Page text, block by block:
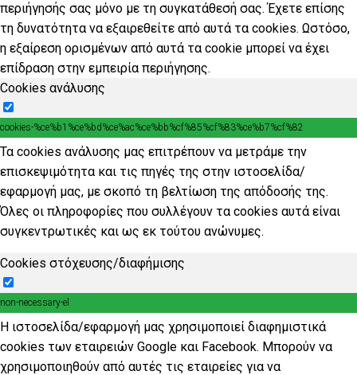
περιήγησής σας μόνο με τη συγκατάθεσή σας. Έχετε επίσης
τη δυνατότητα να εξαιρεθείτε από αυτά τα cookies. Ωστόσο,
η εξαίρεση ορισμένων από αυτά τα cookie μπορεί να έχει
επίδραση στην εμπειρία περιήγησης.
Cookies ανάλυσης
cookies-%ce%b1%ce%bd%ce%ac%ce%bb%cf%85%cf%83%ce%b7%cf%82
Τα cookies ανάλυσης μας επιτρέπουν να μετράμε την
επισκεψιμότητα και τις πηγές της στην ιστοσελίδα/
εφαρμογή μας, με σκοπό τη βελτίωση της απόδοσής της.
Όλες οι πληροφορίες που συλλέγουν τα cookies αυτά είναι
συγκεντρωτικές και ως εκ τούτου ανώνυμες.
Cookies στόχευσης/διαφήμισης
non-necessary-el
Η ιστοσελίδα/εφαρμογή μας χρησιμοποιεί διαφημιστικά
cookies των εταιρειών Google και Facebook. Μπορούν να
χρησιμοποιηθούν από αυτές τις εταιρείες για να